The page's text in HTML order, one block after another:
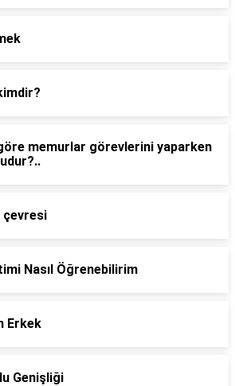
göre memurlar görevlerini yaparken
çevresi
Nasıl Öğrenebilirim
Erkek
Genişliği